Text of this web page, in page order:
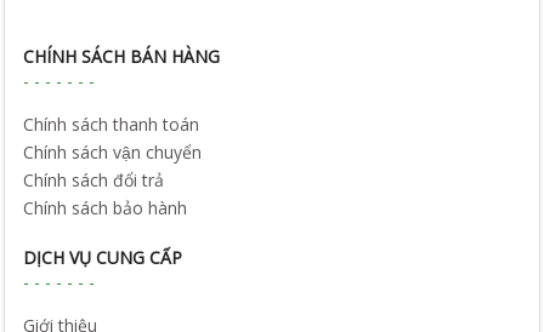
CHÍNH SÁCH BÁN HÀNG
Chính sách thanh toán
Chính sách vận chuyển
Chính sách đổi trả
Chính sách bảo hành
DỊCH VỤ CUNG CẤP
Giới thiệu